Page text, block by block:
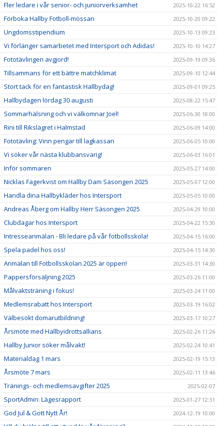
Fler ledare i vår senior- och juniorverksamhet 2025-10-22 16:52
Förboka Hallby Fotboll-mössan 2025-10-20 09:22
Ungdomsstipendium 2025-10-13 09:23
Vi förlänger samarbetet med Intersport och Adidas! 2025-10-10 14:27
Fototävlingen avgjord! 2025-09-19 09:36
Tillsammans för ett bättre matchklimat 2025-09-10 12:44
Stort tack för en fantastisk Hallbydag! 2025-09-01 09:25
Hallbydagen lördag 30 augusti 2025-08-22 15:47
Sommarhälsning och vi välkomnar Joel! 2025-06-30 18:00
Rini till Rikslägret i Halmstad 2025-06-09 14:00
Fototävling: Vinn pengar till lagkassan 2025-06-05 10:00
Vi söker vår nästa klubbansvarig! 2025-06-03 16:01
Inför sommaren 2025-05-27 14:00
Nicklas Fagerkvist om Hallby Dam Säsongen 2025 2025-05-07 12:00
Handla dina Hallbykläder hos Intersport 2025-05-05 10:00
Andreas Åberg om Hallby Herr Säsongen 2025 2025-04-29 10:00
Clubdagar hos Intersport 2025-04-22 15:30
Intresseanmälan - Bli ledare på vår fotbollsskola! 2025-04-15 16:00
Spela padel hos oss! 2025-04-15 14:30
Anmälan till Fotbollsskolan 2025 är öppen! 2025-03-31 14:30
Pappersförsäljning 2025 2025-03-26 11:00
Målvaktsträning i fokus! 2025-03-24 11:00
Medlemsrabatt hos Intersport 2025-03-19 16:02
Välbesökt domarutbildning! 2025-03-17 10:27
Årsmöte med Hallbyidrottsallians 2025-02-26 11:26
Hallby Junior söker målvakt! 2025-02-24 10:41
Materialdag 1 mars 2025-02-19 15:13
Årsmöte 7 mars 2025-02-11 13:46
Tränings- och medlemsavgifter 2025 2025-02-07
SportAdmin: Lägesrapport 2025-01-27 12:31
God Jul & Gott Nytt År! 2024-12-19 10:00